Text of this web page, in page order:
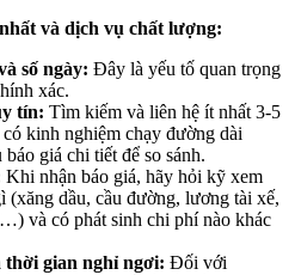
và dịch vụ chất lượng:
số ngày: Đây là yếu tố quan trọng
xác.
tín: Tìm kiếm và liên hệ ít nhất 3-5
kinh nghiệm chạy đường dài
giá chi tiết để so sánh.
Khi nhận báo giá, hãy hỏi kỹ xem
(xăng dầu, cầu đường, lương tài xế,
và có phát sinh chi phí nào khác
gian nghỉ ngơi: Đối với